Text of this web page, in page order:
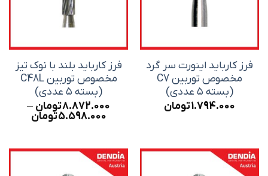
فرز کارباید اینورت سر گرد
مخصوص توربین C7
(بسته ۵ عددی)
1.794.000تومان
فرز کارباید بلند با نوک تیز
مخصوص توربین C48L
(بسته ۵ عددی)
8.872.000تومان –
5.598.000تومان
8.872.000